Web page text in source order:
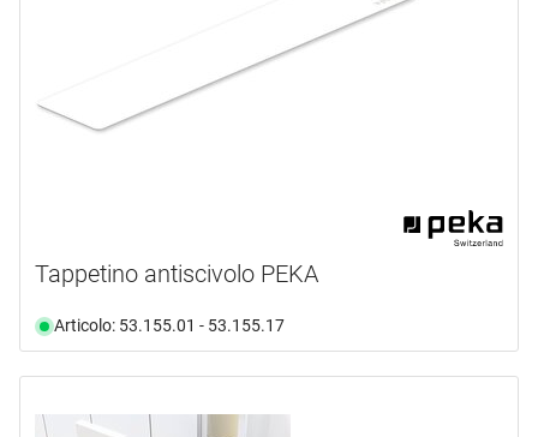
Tappetino antiscivolo PEKA
Articolo: 53.155.01 - 53.155.17